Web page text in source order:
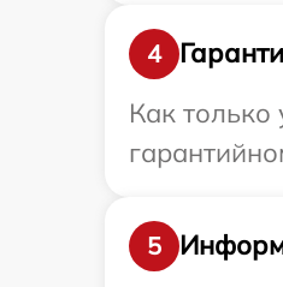
4
Как только
5